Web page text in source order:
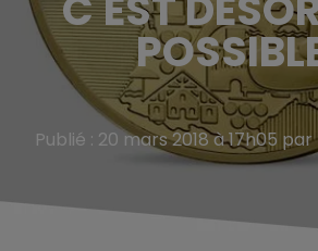
Publié : 20 mars 2018 à 17h05 par